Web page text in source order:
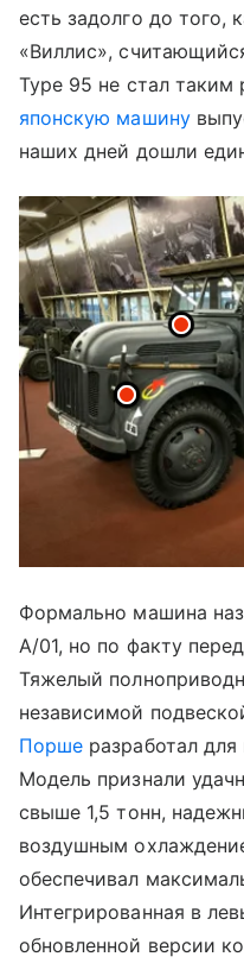
есть задолго до того,
«Виллис»,
Type 95 не стал таким
японскую машину
наших дней дошли
Формально машина
A/01, но по факту
Тяжелый
независимой
Порше разработал
Модель признали
свыше 1,5 тонн,
воздушным
обеспечивал
Интегрированная в
обновленной версии